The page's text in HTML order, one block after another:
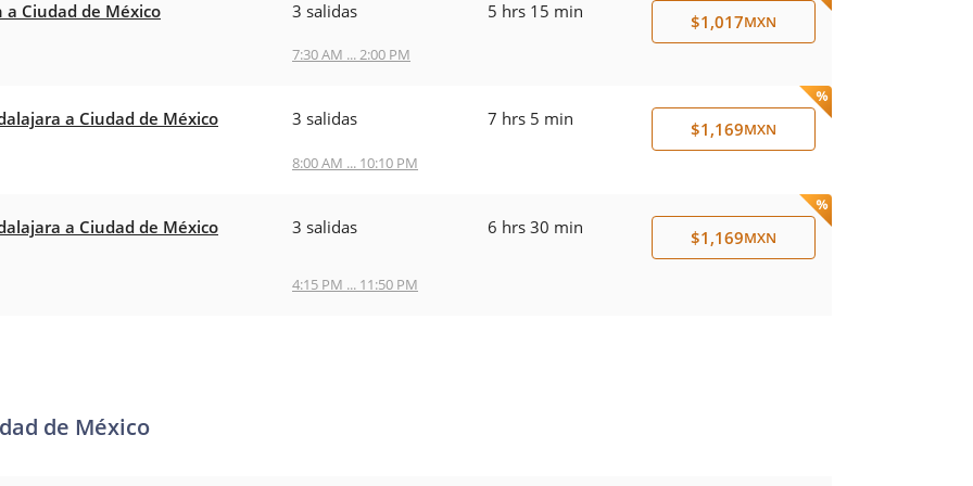
a Ciudad de México 3 salidas
7:30 AM ... 2:00 PM
5 hrs 15 min $1,017MXN
a Ciudad de México 3 salidas
8:00 AM ... 10:10 PM
7 hrs 5 min $1,169MXN
a Ciudad de México 3 salidas
4:15 PM ... 11:50 PM
6 hrs 30 min $1,169MXN
de México